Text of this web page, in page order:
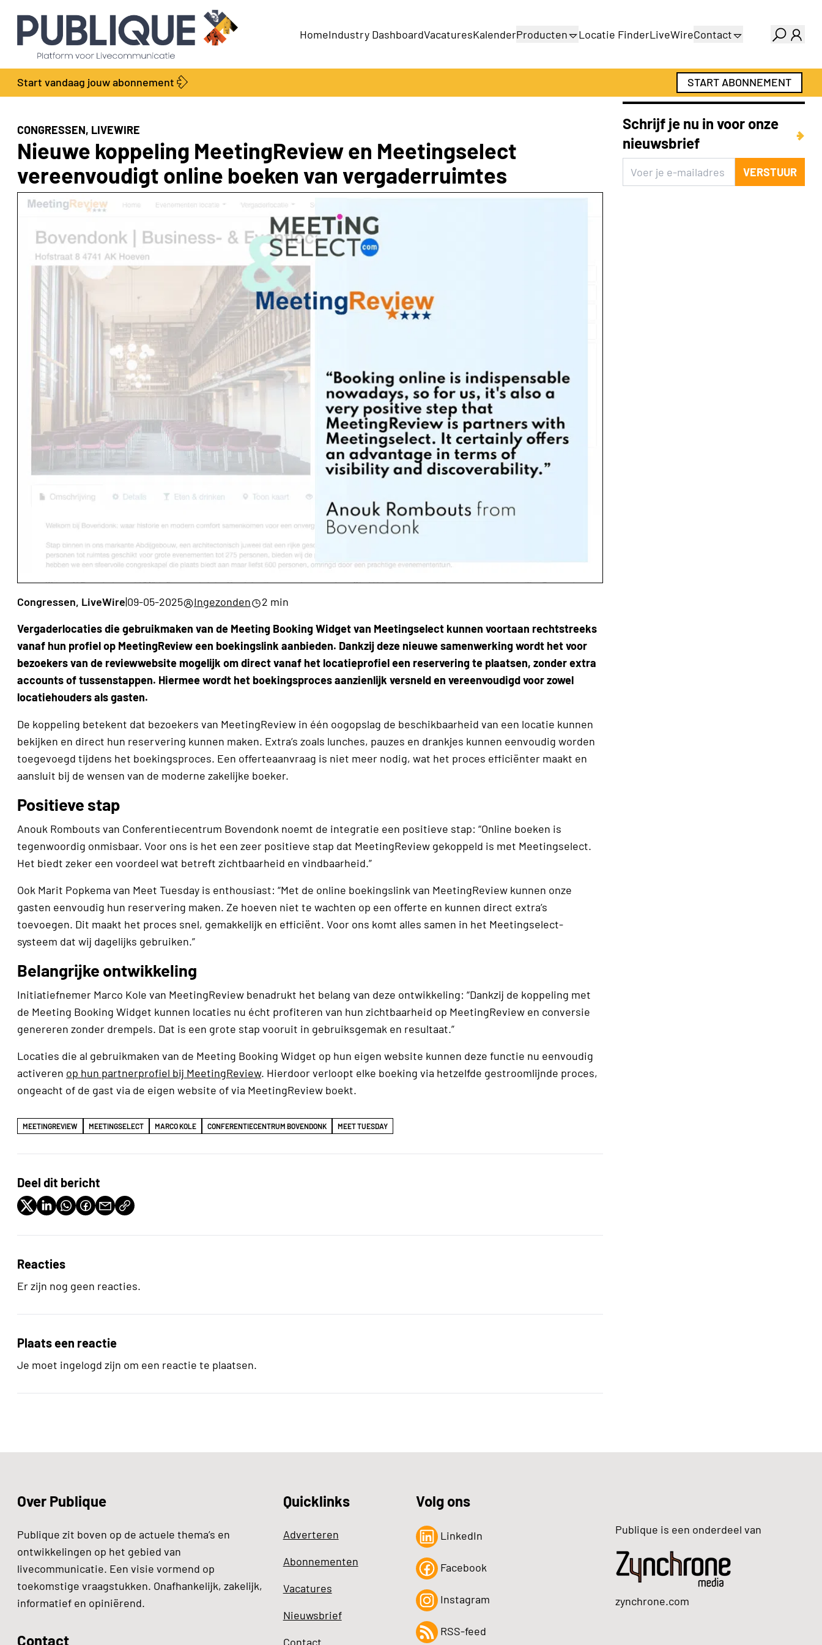
HomeIndustry DashboardVacaturesKalenderProducten
Productengids
Locatie FinderLiveWireContact
Adverteren
Abonnementen
Start vandaag jouw abonnement START ABONNEMENT
CONGRESSEN, LIVEWIRE
Nieuwe koppeling MeetingReview en Meetingselect
vereenvoudigt online boeken van vergaderruimtes
Congressen, LiveWire|09-05-2025 Ingezonden
2 min
Vergaderlocaties die gebruikmaken van de Meeting Booking Widget van Meetingselect kunnen voortaan rechtstreeks
vanaf hun profiel op MeetingReview een boekingslink aanbieden. Dankzij deze nieuwe samenwerking wordt het voor
bezoekers van de reviewwebsite mogelijk om direct vanaf het locatieprofiel een reservering te plaatsen, zonder extra
accounts of tussenstappen. Hiermee wordt het boekingsproces aanzienlijk versneld en vereenvoudigd voor zowel
locatiehouders als gasten.
De koppeling betekent dat bezoekers van MeetingReview in één oogopslag de beschikbaarheid van een locatie kunnen
bekijken en direct hun reservering kunnen maken. Extra’s zoals lunches, pauzes en drankjes kunnen eenvoudig worden
toegevoegd tijdens het boekingsproces. Een offerteaanvraag is niet meer nodig, wat het proces efficiënter maakt en
aansluit bij de wensen van de moderne zakelijke boeker.
Positieve stap
Anouk Rombouts van Conferentiecentrum Bovendonk noemt de integratie een positieve stap: “Online boeken is
tegenwoordig onmisbaar. Voor ons is het een zeer positieve stap dat MeetingReview gekoppeld is met Meetingselect.
Het biedt zeker een voordeel wat betreft zichtbaarheid en vindbaarheid.”
Ook Marit Popkema van Meet Tuesday is enthousiast: “Met de online boekingslink van MeetingReview kunnen onze
gasten eenvoudig hun reservering maken. Ze hoeven niet te wachten op een offerte en kunnen direct extra’s
toevoegen. Dit maakt het proces snel, gemakkelijk en efficiënt. Voor ons komt alles samen in het Meetingselect-
systeem dat wij dagelijks gebruiken.”
Belangrijke ontwikkeling
Initiatiefnemer Marco Kole van MeetingReview benadrukt het belang van deze ontwikkeling: “Dankzij de koppeling met
de Meeting Booking Widget kunnen locaties nu écht profiteren van hun zichtbaarheid op MeetingReview en conversie
genereren zonder drempels. Dat is een grote stap vooruit in gebruiksgemak en resultaat.”
Locaties die al gebruikmaken van de Meeting Booking Widget op hun eigen website kunnen deze functie nu eenvoudig
activeren op hun partnerprofiel bij MeetingReview. Hierdoor verloopt elke boeking via hetzelfde gestroomlijnde proces,
ongeacht of de gast via de eigen website of via MeetingReview boekt.
MEETINGREVIEW MEETINGSELECT MARCO KOLE CONFERENTIECENTRUM BOVENDONK MEET TUESDAY
Deel dit bericht
Reacties
Er zijn nog geen reacties.
Plaats een reactie
Je moet ingelogd zijn om een reactie te plaatsen.
Schrijf je nu in voor onze
nieuwsbrief
VERSTUUR
Over Publique
Publique zit boven op de actuele thema’s en
ontwikkelingen op het gebied van
livecommunicatie. Een visie vormend op
toekomstige vraagstukken. Onafhankelijk, zakelijk,
informatief en opiniërend.
Contact
Quicklinks
Adverteren
Abonnementen
Vacatures
Nieuwsbrief
Contact
Volg ons
LinkedIn
Facebook
Instagram
RSS-feed
Publique is een onderdeel van
zynchrone.com